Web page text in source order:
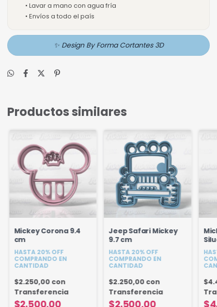
• Lavar a mano con agua fría
• Envíos a todo el país
✨ Design By Forma Cortantes 3D
Productos similares
Mickey Corona 9.4
cm
HASTA 20% OFF
COMPRANDO EN
CANTIDAD
$2.500,00
$2.250,00 con
Transferencia
Jeep Safari Mickey
9.7 cm
HASTA 20% OFF
COMPRANDO EN
CANTIDAD
$2.500,00
$2.250,00 con
Transferencia
x